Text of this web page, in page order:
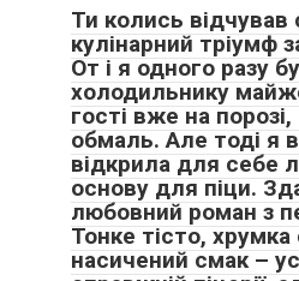
Ти колись відчував
кулінарний тріумф
От і я одного разу
холодильнику
гості вже на
обмаль. Але тоді я
відкрила для себе
основу для піци.
любовний роман з
Тонке тісто, хрумка
насичений смак –